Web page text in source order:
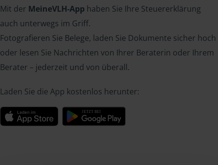
Mit der MeineVLH-App haben Sie Ihre Steuererklärung
auch unterwegs im Griff.
Fotografieren Sie Belege, laden Sie Dokumente sicher hoch
oder lesen Sie Nachrichten von Ihrer Beraterin oder Ihrem
Berater – jederzeit und von überall.
Laden Sie die App kostenlos herunter: